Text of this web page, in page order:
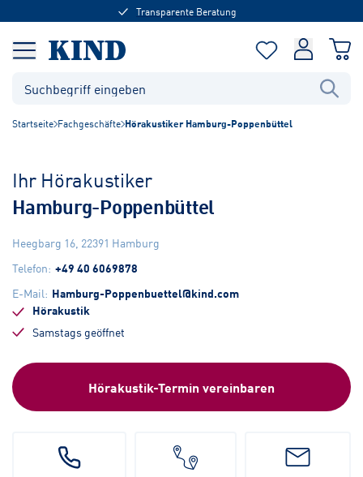
Transparente Beratung
Startseite Fachgeschäfte Hörakustiker Hamburg-Poppenbüttel
Ihr Hörakustiker
Hamburg-Poppenbüttel
Heegbarg 16, 22391 Hamburg
Telefon: +49 40 6069878
E-Mail: Hamburg-Poppenbuettel@kind.com
Hörakustik
Samstags geöffnet
Hörakustik-Termin vereinbaren